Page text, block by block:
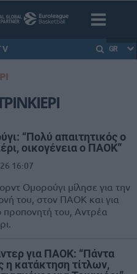
GR
“Πολύ απαιτητικός ο
οικογένεια ο ΠΑΟΚ”
16:07
Ομορούγι μίλησε για την
του, στον ΠΑΟΚ και για
προπονητή του, Αντρέα
για ΠΑΟΚ: “Πάντα
η κατάκτηση τίτλων,